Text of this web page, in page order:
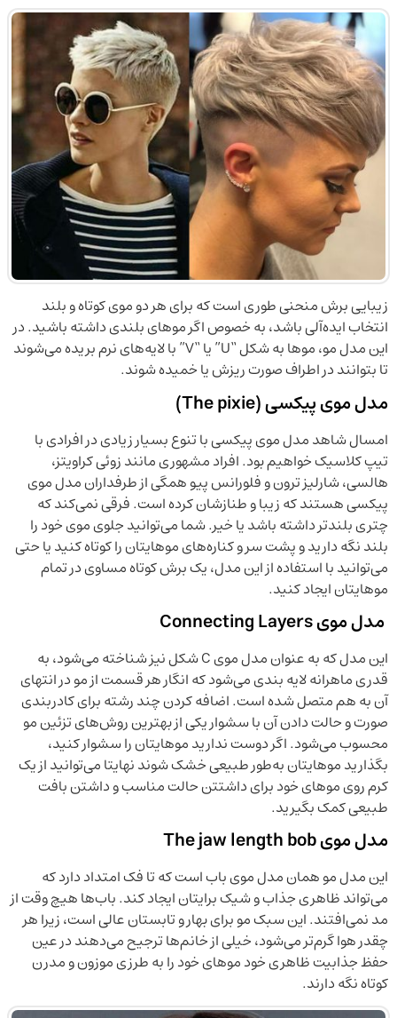
زیبایی برش منحنی طوری است که برای هر دو موی کوتاه و بلند
انتخاب ایده‌آلی باشد، به خصوص اگر موهای بلندی داشته باشید. در
این مدل مو، موها به شکل “U” یا “V” با لایه‌های نرم بریده می‌شوند
تا بتوانند در اطراف صورت ریزش یا خمیده شوند.
مدل موی پیکسی (The pixie)
امسال شاهد مدل‌ موی پیکسی با تنوع بسیار زیادی در افرادی با
تیپ کلاسیک خواهیم بود. افراد مشهوری مانند زوئی کراویتز،
هالسی، شارلیز ترون و فلورانس پیو همگی از طرفداران مدل موی
پیکسی هستند که زیبا و طنازشان کرده است. فرقی نمی‌کند که
چتری بلندتر داشته باشد یا خیر. شما می‌توانید جلوی موی خود را
بلند نگه دارید و پشت سر و کناره‌های موهایتان را کوتاه کنید یا حتی
می‌توانید با استفاده از این مدل، یک برش کوتاه مساوی در تمام
موهایتان ایجاد کنید.
مدل موی Connecting Layers
این مدل که به عنوان مدل موی C شکل نیز شناخته می‌شود، به
قدری ماهرانه لایه بندی می‌شود که انگار هر قسمت از مو در انتهای
آن به هم متصل شده است. اضافه کردن چند رشته برای کادربندی
صورت و حالت دادن آن با سشوار یکی از بهترین روش‌های تزئین مو
محسوب می‌شود. اگر دوست ندارید موهایتان را سشوار کنید،
بگذارید موهایتان به‌طور طبیعی خشک شوند نهایتا می‌توانید از یک
کرم روی موهای خود برای داشتتن حالت مناسب و داشتن بافت
طبیعی کمک بگیرید.
مدل موی The jaw length bob
این مدل مو همان مدل موی باب است که تا فک امتداد دارد که
می‌تواند ظاهری جذاب و شیک برایتان ایجاد کند. باب‌ها هیچ وقت از
مد نمی‌افتند. این سبک مو برای بهار و تابستان عالی است، زیرا هر
چقدر هوا گرم‌تر می‌شود، خیلی‌ از خانم‌ها ترجیح می‌دهند در عین
حفظ جذابیت ظاهری خود موهای خود را به طرزی موزون و مدرن
کوتاه نگه دارند.